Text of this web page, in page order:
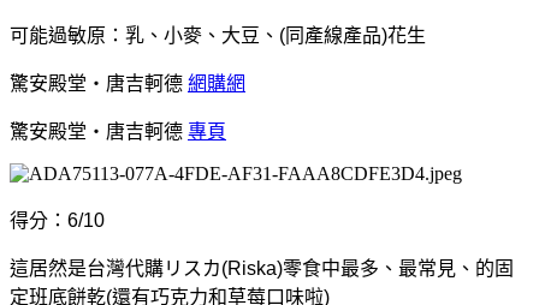
可能過敏原：乳、小麥、大豆、(同產線產品)花生
驚安殿堂‧唐吉軻德 網購網
驚安殿堂‧唐吉軻德 專頁
得分：6/10
這居然是台灣代購リスカ(Riska)零食中最多、最常見、的固
定班底餅乾(還有巧克力和草莓口味啦)